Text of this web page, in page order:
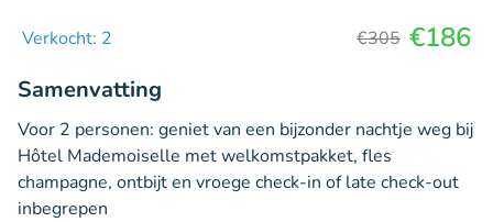
Verkocht: 2 €305 €186
Samenvatting
Voor 2 personen: geniet van een bijzonder nachtje weg bij
Hôtel Mademoiselle met welkomstpakket, fles
champagne, ontbijt en vroege check-in of late check-out
inbegrepen